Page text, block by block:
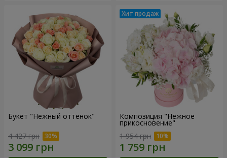
Букет "Нежный оттенок"
4 427 грн
Композиция "Нежное
прикосновение"
1 954 грн